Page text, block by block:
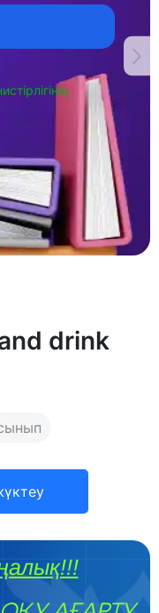
drink